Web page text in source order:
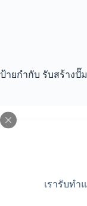
เรารับทำ
ป้ายกำกับ รับสร้างปั๊
แนะนำ 3 บริษั